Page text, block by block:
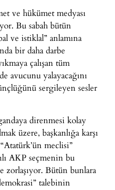
ve hükümet medyası
Bu sabah bütün
ve istiklal” anlamına
bir daha darbe
çalışan tüm
avucunu yalayacağını
sergileyen sesler
direnmesi kolay
üzere, başkanlığa karşı
meclisi”
AKP seçmenin bu
zorlaşıyor. Bütün bunlara
talebinin